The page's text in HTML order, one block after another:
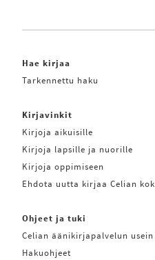
Hae kirjaa
Tarkennettu haku
Kirjavinkit
Kirjoja aikuisille
Kirjoja lapsille ja nuorille
Kirjoja oppimiseen
Ehdota uutta kirjaa Celian
Ohjeet ja tuki
Celian äänikirjapalvelun
Hakuohjeet